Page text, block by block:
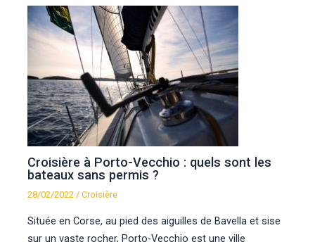
Croisière à Porto-Vecchio : quels sont les
bateaux sans permis ?
28/02/2022/Croisière
Située en Corse, au pied des aiguilles de Bavella et sise
sur un vaste rocher, Porto-Vecchio est une ville